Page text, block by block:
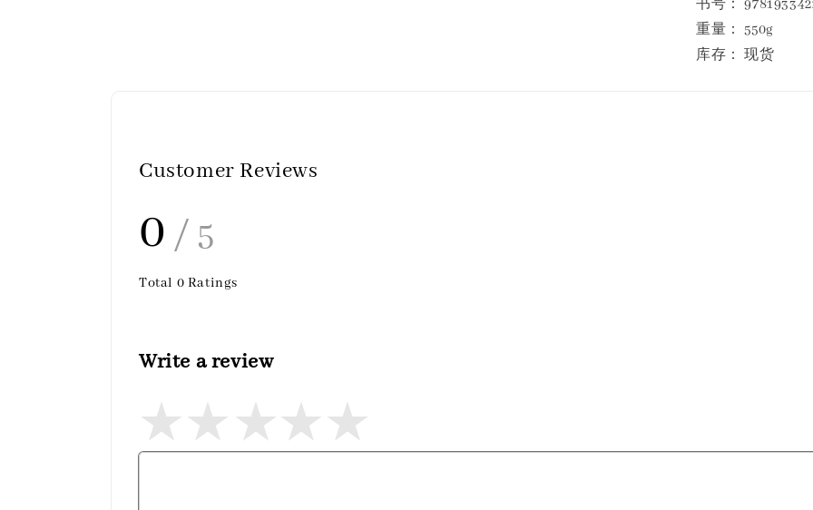
书号：
重量： 550g
库存： 现货
Customer Reviews
0 / 5
Total 0 Ratings
Write a review